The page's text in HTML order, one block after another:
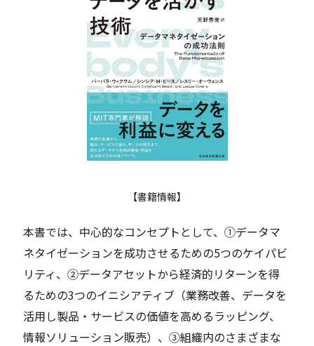
【書籍情報】
本書では、中心的なコンセプトとして、①データマ
ネタイゼーションを成功させるための5つのケイパビ
リティ、②データアセットから経済的リターンを得
るための3つのイニシアティブ（業務改善、データを
活用し製品・サービスの価値を高めるラッピング、
情報ソリューション販売）、③組織内のさまざまな